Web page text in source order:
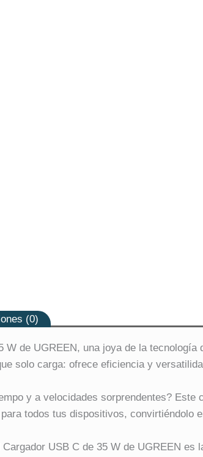
(0)
de UGREEN, una joya de la
solo carga: ofrece eficiencia y
y a velocidades sorprendentes?
todos tus dispositivos, convirtiéndolo
USB C de 35 W de UGREEN